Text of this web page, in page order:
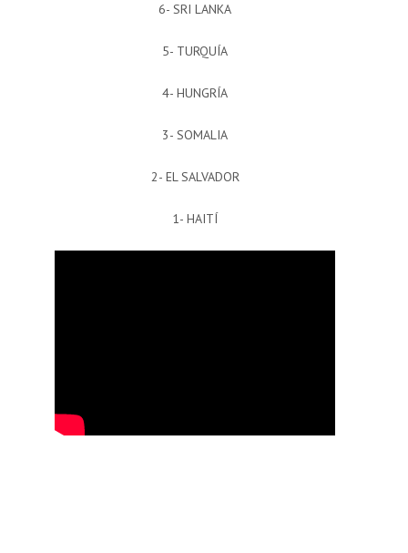
6- SRI LANKA
5- TURQUÍA
4- HUNGRÍA
3- SOMALIA
2- EL SALVADOR
1- HAITÍ